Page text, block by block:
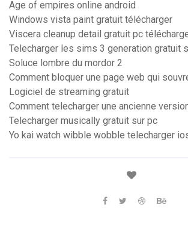
Age of empires online android
Windows vista paint gratuit télécharger
Viscera cleanup detail gratuit pc
Telecharger les sims 3 generation gratuit
Soluce lombre du mordor 2
Comment bloquer une page web qui
Logiciel de streaming gratuit
Comment telecharger une ancienne
Telecharger musically gratuit sur pc
Yo kai watch wibble wobble telecharger